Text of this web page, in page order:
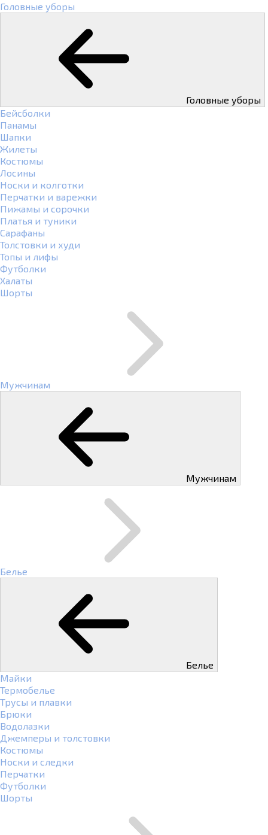
Головные уборы
Головные уборы
Бейсболки
Панамы
Шапки
Жилеты
Костюмы
Лосины
Носки и колготки
Перчатки и варежки
Пижамы и сорочки
Платья и туники
Сарафаны
Толстовки и худи
Топы и лифы
Футболки
Халаты
Шорты
Мужчинам
Мужчинам
Белье
Белье
Майки
Термобелье
Трусы и плавки
Брюки
Водолазки
Джемперы и толстовки
Костюмы
Носки и следки
Перчатки
Футболки
Шорты